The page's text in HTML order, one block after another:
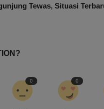
Tewas, Situasi
0 0